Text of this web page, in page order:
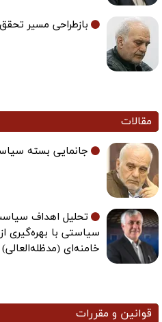
بازطراحی مسیر
مقالات
جانمایی بسته
تحلیل اهداف
سیاستی با بهره‌گیری
خامنه‌ای (مدظله‌العالی)
قوانین و مقررات